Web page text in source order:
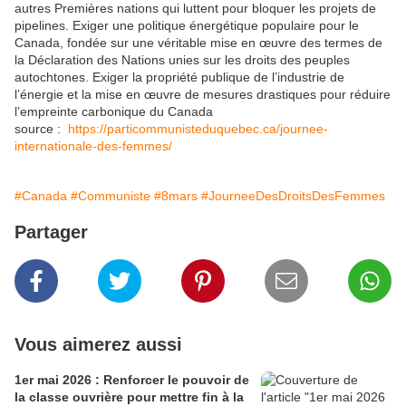
autres Premières nations qui luttent pour bloquer les projets de
pipelines. Exiger une politique énergétique populaire pour le
Canada, fondée sur une véritable mise en œuvre des termes de
la Déclaration des Nations unies sur les droits des peuples
autochtones. Exiger la propriété publique de l’industrie de
l’énergie et la mise en œuvre de mesures drastiques pour réduire
l’empreinte carbonique du Canada
source : https://particommunisteduquebec.ca/journee-
internationale-des-femmes/
#Canada #Communiste #8mars #JourneeDesDroitsDesFemmes
Partager
Vous aimerez aussi
1er mai 2026 : Renforcer le pouvoir de
la classe ouvrière pour mettre fin à la